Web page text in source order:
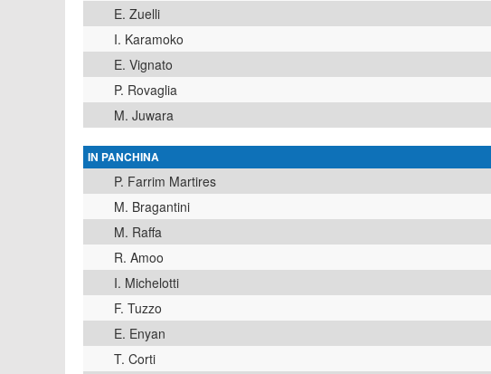
E. Zuelli
I. Karamoko
E. Vignato
P. Rovaglia
M. Juwara
IN PANCHINA
P. Farrim Martires
M. Bragantini
M. Raffa
R. Amoo
I. Michelotti
F. Tuzzo
E. Enyan
T. Corti